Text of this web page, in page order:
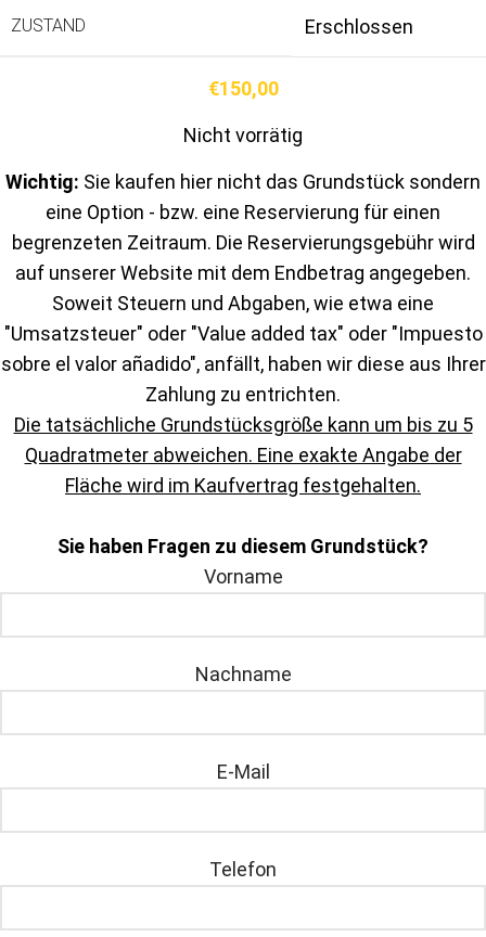
ZUSTAND Erschlossen
€150,00
Nicht vorrätig
Wichtig: Sie kaufen hier nicht das Grundstück sondern
eine Option - bzw. eine Reservierung für einen
begrenzeten Zeitraum. Die Reservierungsgebühr wird
auf unserer Website mit dem Endbetrag angegeben.
Soweit Steuern und Abgaben, wie etwa eine
"Umsatzsteuer" oder "Value added tax" oder "Impuesto
sobre el valor añadido", anfällt, haben wir diese aus Ihrer
Zahlung zu entrichten.
Die tatsächliche Grundstücksgröße kann um bis zu 5
Quadratmeter abweichen. Eine exakte Angabe der
Fläche wird im Kaufvertrag festgehalten.
Sie haben Fragen zu diesem Grundstück?
Vorname
Nachname
E-Mail
Telefon